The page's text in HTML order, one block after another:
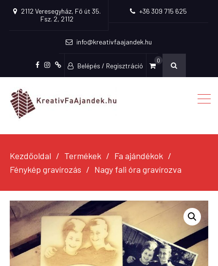
2112 Veresegyház, Fő út 35.
Fsz. 2, 2112
+36 309 715 625
info@kreativfaajandek.hu
Facebook
Instagram
Fiókom
Belépés / Regisztráció
0
Kezdőoldal Termékek
Fa ajándékok
Fénykép gravírozás
Nagy fali óra gravírozva